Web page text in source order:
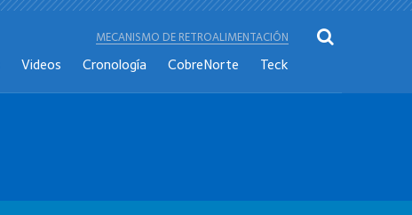
MECANISMO DE RETROALIMENTACIÓN
Videos Cronología CobreNorte Teck